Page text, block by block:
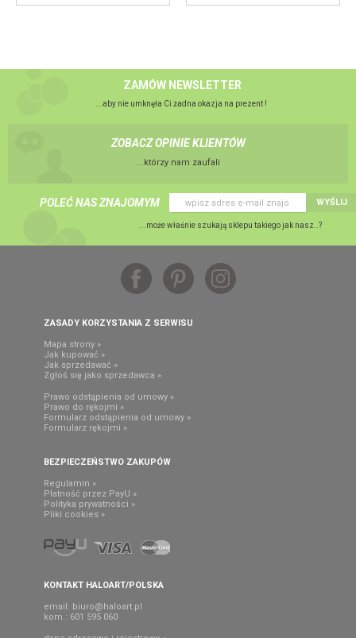
ZAMÓW NEWSLETTER
...aby nie umknęła Ci żadna okazja na prezent !
ZOBACZ OPINIE KLIENTÓW
...którzy nam zaufali
POLEĆ NAS ZNAJOMYM WYŚLIJ
...może właśnie szukają sklepu takiego jak nasz..?
ZASADY KORZYSTANIA Z SERWISU
Mapa strony »
Jak kupować »
Jak sprzedawać »
Zgłoś się jako sprzedawca »
Prawo odstąpienia od umowy »
Prawo do rękojmi »
Formularz odstąpienia od umowy »
Formularz rękojmi »
BEZPIECZEŃSTWO ZAKUPÓW
Regulamin »
Płatność przez PayU »
Polityka prywatności »
Pliki cookies »
KONTAKT HALOART/POLSKA
email: biuro@haloart.pl
kom.: 601 595 060